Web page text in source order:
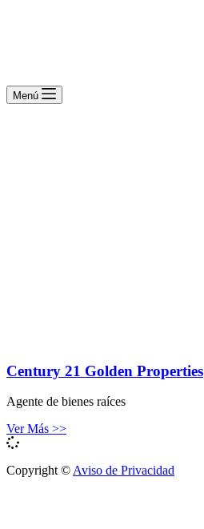
Menú
Century 21 Golden Properties
Agente de bienes raíces
Ver Más >>
Copyright ©Aviso de Privacidad